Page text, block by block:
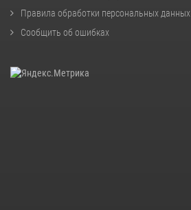
Правила обработки персональных данных
Сообщить об ошибках